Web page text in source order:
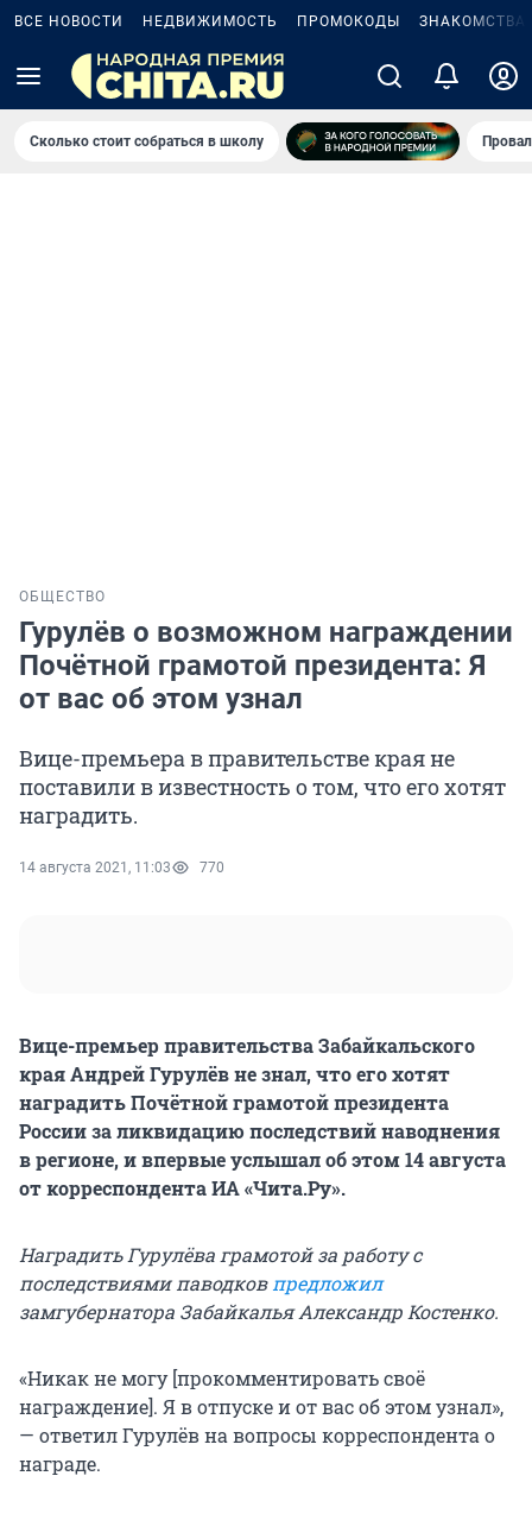
ВСЕ НОВОСТИ НЕДВИЖИМОСТЬ ПРОМОКОДЫ ЗНАКОМСТВА
Сколько стоит собраться в школу
ОБЩЕСТВО
Гурулёв о возможном награждении
Почётной грамотой президента: Я
от вас об этом узнал
Вице-премьера в правительстве края не
поставили в известность о том, что его хотят
наградить.
14 августа 2021, 11:03 770
Вице-премьер правительства Забайкальского
края Андрей Гурулёв не знал, что его хотят
наградить Почётной грамотой президента
России за ликвидацию последствий наводнения
в регионе, и впервые услышал об этом 14 августа
от корреспондента ИА «Чита.Ру».
Наградить Гурулёва грамотой за работу с
последствиями паводков предложил
замгубернатора Забайкалья Александр Костенко.
«Никак не могу [прокомментировать своё
награждение]. Я в отпуске и от вас об этом узнал»,
— ответил Гурулёв на вопросы корреспондента о
награде.